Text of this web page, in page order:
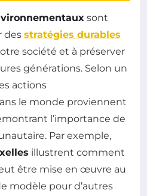
sont
des stratégies durables
société et à préserver
générations. Selon un
actions
le monde proviennent
l’importance de
Par exemple,
illustrent comment
être mise en œuvre au
modèle pour d’autres